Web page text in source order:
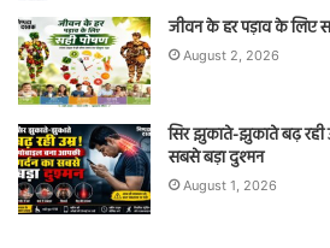
जीवन के हर पड़ाव के लिए
August 2, 2026
सिर झुकाते-झुकाते बढ़ रही
सबसे बड़ा दुश्मन
August 1, 2026